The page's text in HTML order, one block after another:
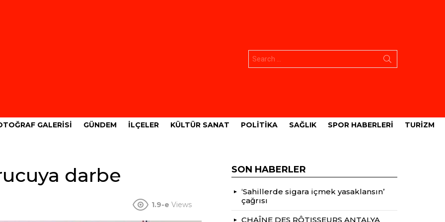
GALERISI GÜNDEM İLÇELER KÜLTÜR SANAT POLITIKA SAĞLIK SPOR HABERLERI TURIZM
darbe
1.9-e Views
SON HABERLER
‘Sahillerde sigara içmek yasaklansın’
çağrısı
CHAÎNE DES RÔTISSEURS ANTALYA